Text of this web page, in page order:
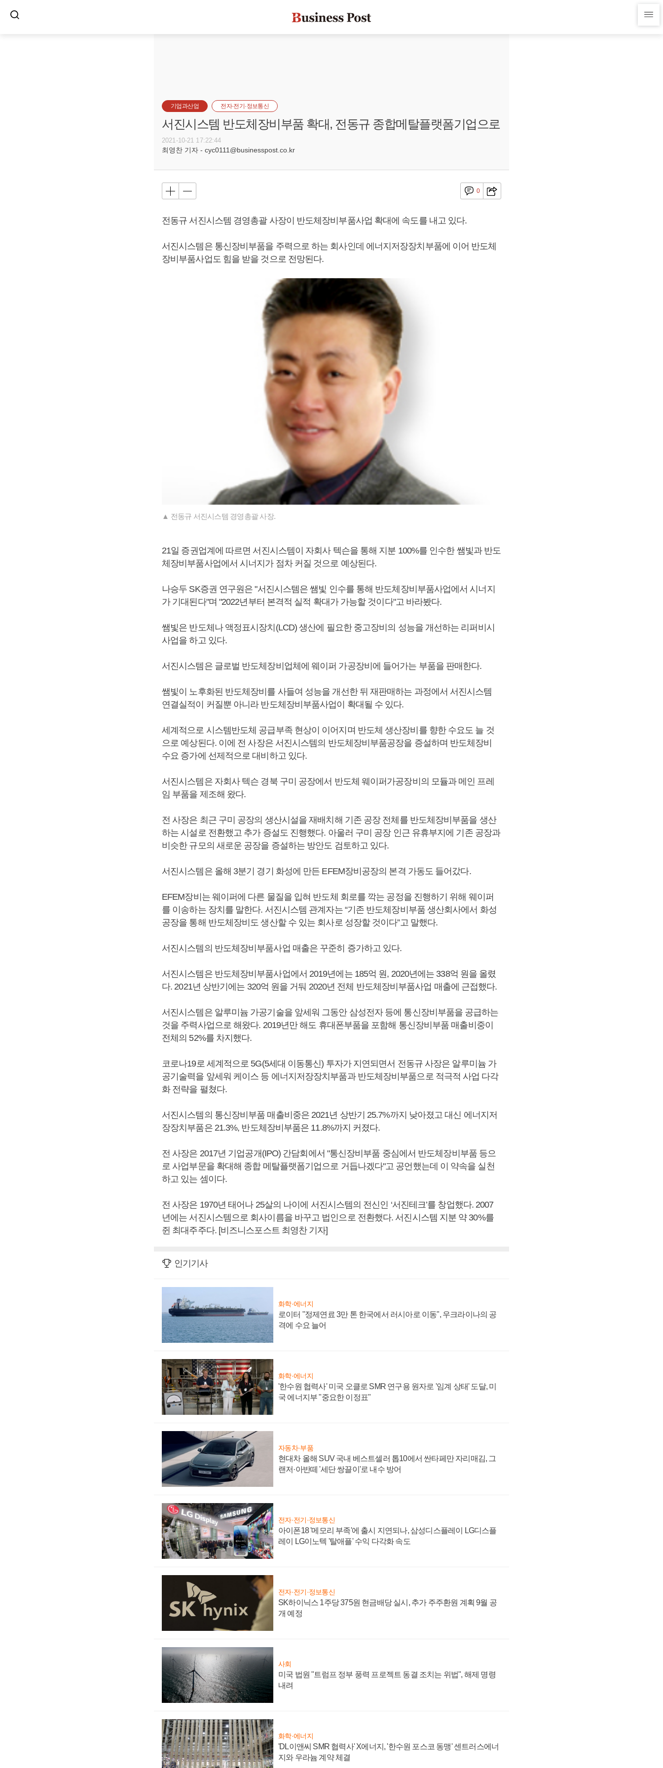
기업과산업 전자·전기·정보통신
서진시스템 반도체장비부품 확대, 전동규 종합메탈플랫폼기업으로
2021-10-21 17:22:44
최영찬 기자 - cyc0111@businesspost.co.kr
0
전동규 서진시스템 경영총괄 사장이 반도체장비부품사업 확대에 속도를 내고 있다.
서진시스템은 통신장비부품을 주력으로 하는 회사인데 에너지저장장치부품에 이어 반도체
장비부품사업도 힘을 받을 것으로 전망된다.
▲ 전동규 서진시스템 경영총괄 사장.
21일 증권업계에 따르면 서진시스템이 자회사 텍슨을 통해 지분 100%를 인수한 쌤빛과 반도
체장비부품사업에서 시너지가 점차 커질 것으로 예상된다.
나승두 SK증권 연구원은 "서진시스템은 쌤빛 인수를 통해 반도체장비부품사업에서 시너지
가 기대된다"며 "2022년부터 본격적 실적 확대가 가능할 것이다"고 바라봤다.
쌤빛은 반도체나 액정표시장치(LCD) 생산에 필요한 중고장비의 성능을 개선하는 리퍼비시
사업을 하고 있다.
서진시스템은 글로벌 반도체장비업체에 웨이퍼 가공장비에 들어가는 부품을 판매한다.
쌤빛이 노후화된 반도체장비를 사들여 성능을 개선한 뒤 재판매하는 과정에서 서진시스템
연결실적이 커질뿐 아니라 반도체장비부품사업이 확대될 수 있다.
세계적으로 시스템반도체 공급부족 현상이 이어지며 반도체 생산장비를 향한 수요도 늘 것
으로 예상된다. 이에 전 사장은 서진시스템의 반도체장비부품공장을 증설하며 반도체장비
수요 증가에 선제적으로 대비하고 있다.
서진시스템은 자회사 텍슨 경북 구미 공장에서 반도체 웨이퍼가공장비의 모듈과 메인 프레
임 부품을 제조해 왔다.
전 사장은 최근 구미 공장의 생산시설을 재배치해 기존 공장 전체를 반도체장비부품을 생산
하는 시설로 전환했고 추가 증설도 진행했다. 아울러 구미 공장 인근 유휴부지에 기존 공장과
비슷한 규모의 새로운 공장을 증설하는 방안도 검토하고 있다.
서진시스템은 올해 3분기 경기 화성에 만든 EFEM장비공장의 본격 가동도 들어갔다.
EFEM장비는 웨이퍼에 다른 물질을 입혀 반도체 회로를 깍는 공정을 진행하기 위해 웨이퍼
를 이송하는 장치를 말한다. 서진시스템 관계자는 “기존 반도체장비부품 생산회사에서 화성
공장을 통해 반도체장비도 생산할 수 있는 회사로 성장할 것이다”고 말했다.
서진시스템의 반도체장비부품사업 매출은 꾸준히 증가하고 있다.
서진시스템은 반도체장비부품사업에서 2019년에는 185억 원, 2020년에는 338억 원을 올렸
다. 2021년 상반기에는 320억 원을 거둬 2020년 전체 반도체장비부품사업 매출에 근접했다.
서진시스템은 알루미늄 가공기술을 앞세워 그동안 삼성전자 등에 통신장비부품을 공급하는
것을 주력사업으로 해왔다. 2019년만 해도 휴대폰부품을 포함해 통신장비부품 매출비중이
전체의 52%를 차지했다.
코로나19로 세계적으로 5G(5세대 이동통신) 투자가 지연되면서 전동규 사장은 알루미늄 가
공기술력을 앞세워 케이스 등 에너지저장장치부품과 반도체장비부품으로 적극적 사업 다각
화 전략을 펼쳤다.
서진시스템의 통신장비부품 매출비중은 2021년 상반기 25.7%까지 낮아졌고 대신 에너지저
장장치부품은 21.3%, 반도체장비부품은 11.8%까지 커졌다.
전 사장은 2017년 기업공개(IPO) 간담회에서 "통신장비부품 중심에서 반도체장비부품 등으
로 사업부문을 확대해 종합 메탈플랫폼기업으로 거듭나겠다"고 공언했는데 이 약속을 실천
하고 있는 셈이다.
전 사장은 1970년 태어나 25살의 나이에 서진시스템의 전신인 ‘서진테크’를 창업했다. 2007
년에는 서진시스템으로 회사이름을 바꾸고 법인으로 전환했다. 서진시스템 지분 약 30%를
쥔 최대주주다. [비즈니스포스트 최영찬 기자]
인기기사
화학·에너지
로이터 "정제연료 3만 톤 한국에서 러시아로 이동", 우크라이나의 공
격에 수요 늘어
화학·에너지
'한수원 협력사' 미국 오클로 SMR 연구용 원자로 '임계 상태' 도달, 미
국 에너지부 "중요한 이정표"
자동차·부품
현대차 올해 SUV 국내 베스트셀러 톱10에서 싼타페만 자리매김, 그
랜저·아반떼 '세단 쌍끌이'로 내수 방어
전자·전기·정보통신
아이폰18 '메모리 부족'에 출시 지연되나, 삼성디스플레이 LG디스플
레이 LG이노텍 '탈애플' 수익 다각화 속도
전자·전기·정보통신
SK하이닉스 1주당 375원 현금배당 실시, 추가 주주환원 계획 9월 공
개 예정
사회
미국 법원 "트럼프 정부 풍력 프로젝트 동결 조치는 위법", 해제 명령
내려
화학·에너지
'DL이앤씨 SMR 협력사' X에너지, '한수원 포스코 동맹' 센트러스에너
지와 우라늄 계약 체결